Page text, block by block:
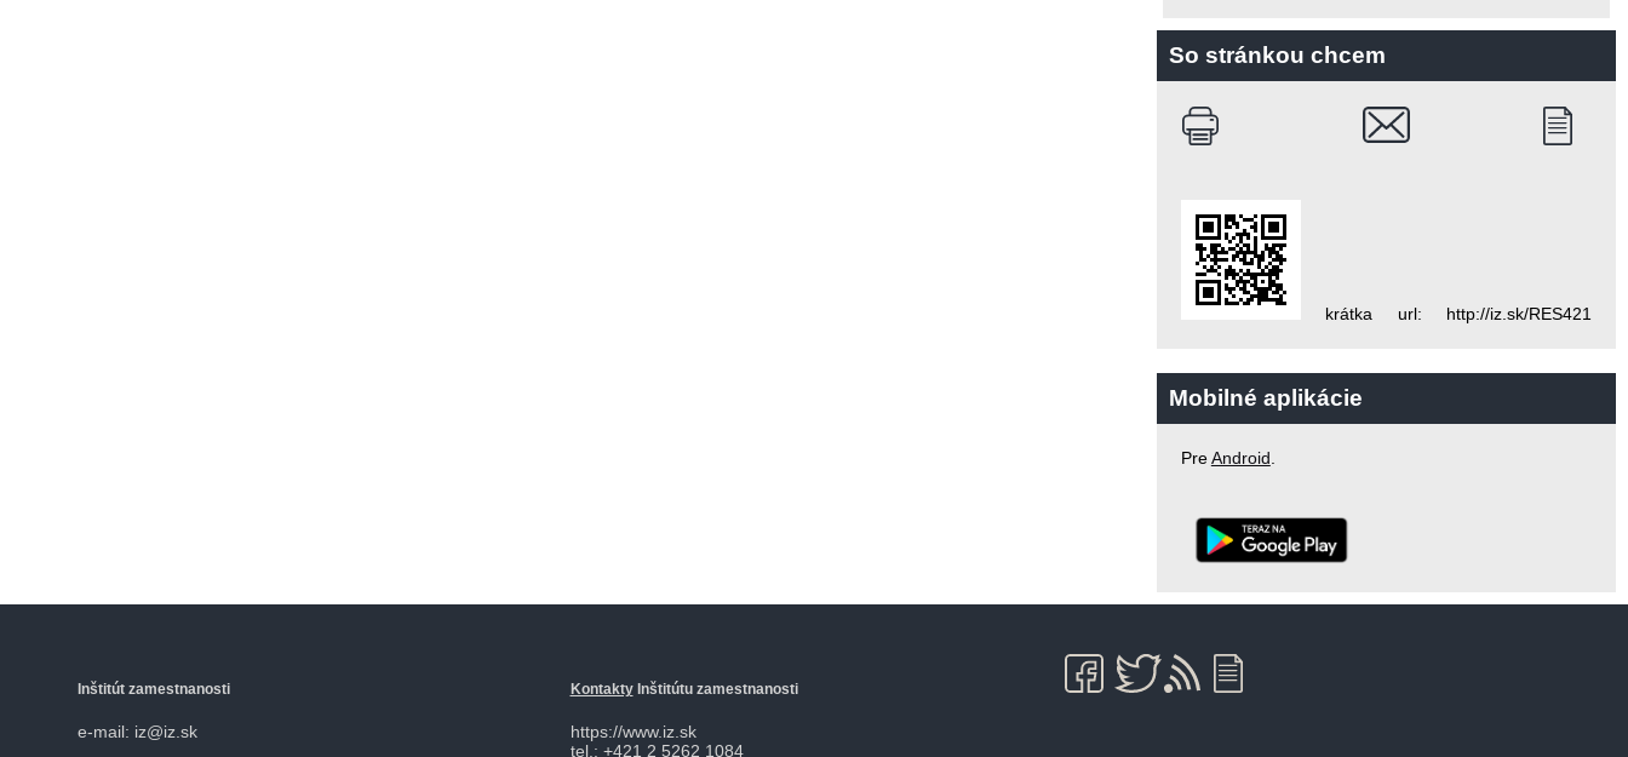
So stránkou chcem
krátka url: http://iz.sk/RES421
Mobilné aplikácie
PreAndroid
Inštitút zamestnanosti
e-mail: iz@iz.sk
KontaktyInštitútu zamestnanosti
https://www.iz.sk
tel.: +421 2 5262 1084